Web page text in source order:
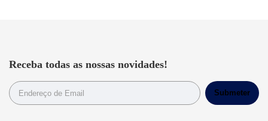
Receba todas as nossas novidades!